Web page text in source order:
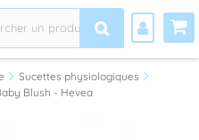
Sucettes physiologiques
Blush - Hevea